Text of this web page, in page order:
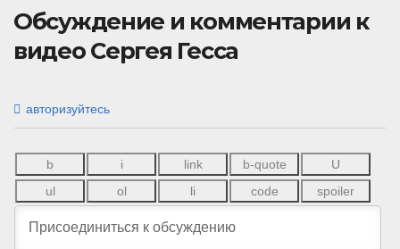
Обсуждение и комментарии к
видео Сергея Гесса
авторизуйтесь